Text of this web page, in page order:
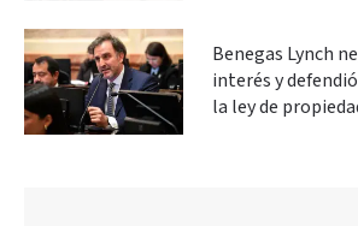
Benegas Lynch
interés y
la ley de